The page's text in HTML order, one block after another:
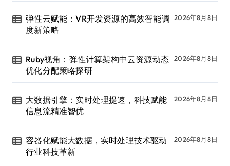
弹性云赋能：VR开发资源的高效智能调
度新策略
2026年8月8日
Ruby视角：弹性计算架构中云资源动态
优化分配策略探研
2026年8月8日
大数据引擎：实时处理提速，科技赋能
信息流精准智优
2026年8月8日
容器化赋能大数据，实时处理技术驱动
行业科技革新
2026年8月8日